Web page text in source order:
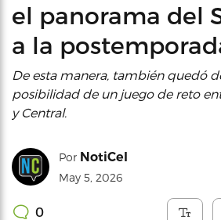
el panorama del
a la
De esta manera, también quedó
posibilidad de un juego de reto
y Central.
Por NotiCel
May 5, 2026
0